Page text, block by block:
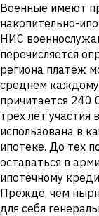
Военные имеют
накопительно-
НИС
перечисляется
региона платеж
среднем
причитается 240
трех лет
использована в
ипотеке. До тех
оставаться в
ипотечному
Прежде, чем
для себя